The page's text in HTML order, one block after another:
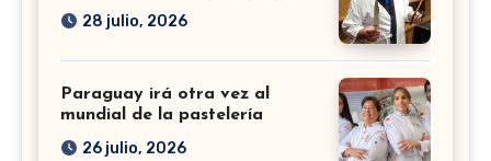
28 julio, 2026
Paraguay irá otra vez al
mundial de la pastelería
26 julio, 2026